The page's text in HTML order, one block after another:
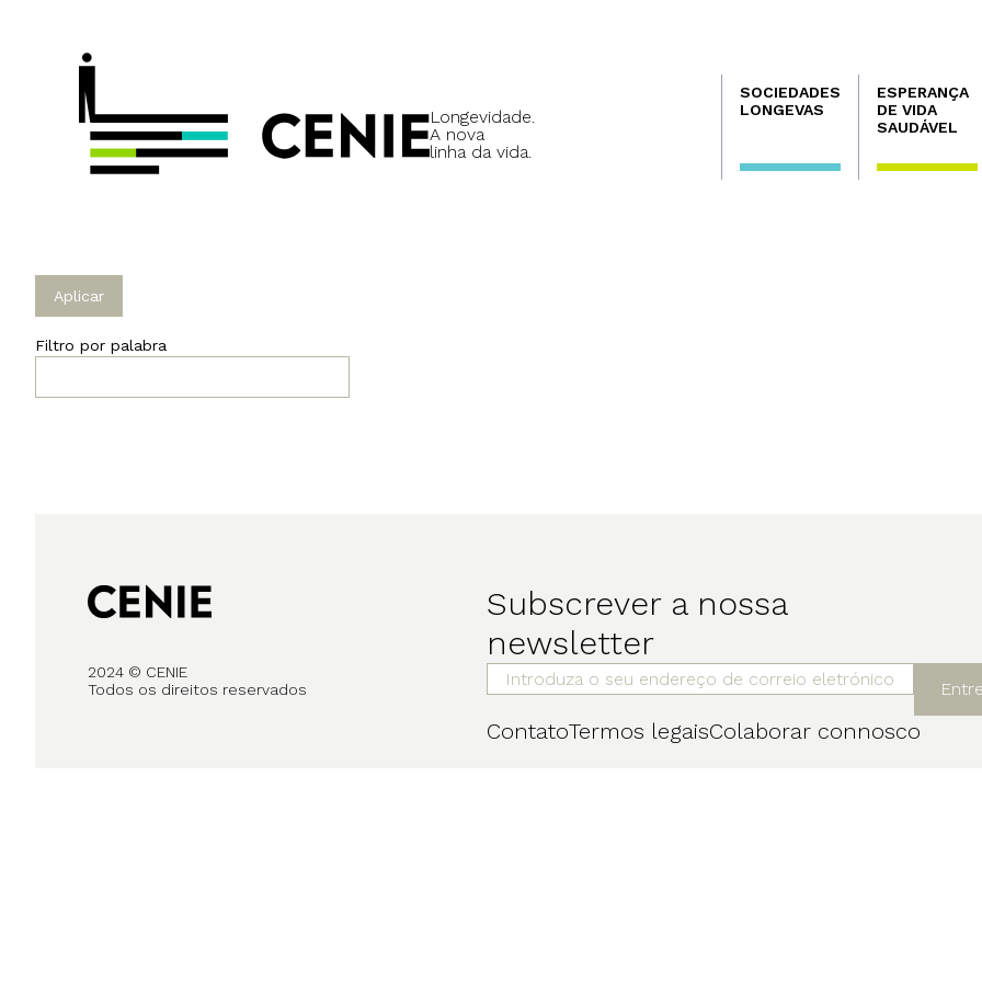
Longevidade.
A nova
linha da vida.
Navegación
principal
SOCIEDADES
LONGEVAS
ESPERANÇA
DE VIDA
SAUDÁVEL
Filtro por palabra
Subscrever a nossa
newsletter
ContatoTermos legaisColaborar connosco
2024 © CENIE
Todos os direitos reservados